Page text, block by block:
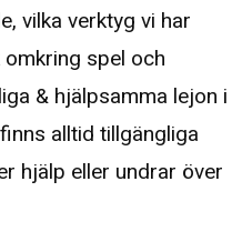
vilka verktyg vi har
spel och
& hjälpsamma lejon i
alltid tillgängliga
hjälp eller undrar över